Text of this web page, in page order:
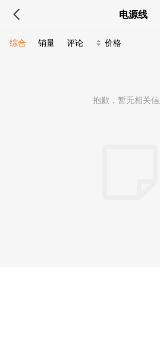
电源线
综合 销量 评论 价格
抱歉，暂无相关信